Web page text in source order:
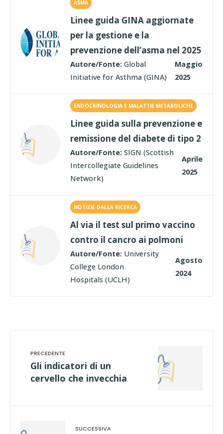
ASMA
Linee guida GINA aggiornate
per la gestione e la
prevenzione dell’asma nel 2025
Autore/Fonte: Global
Initiative for Asthma (GINA)
Maggio
2025
ENDOCRINOLOGIA E MALATTIE METABOLICHE
Linee guida sulla prevenzione e
remissione del diabete di tipo 2
Autore/Fonte: SIGN (Scottish
Intercollegiate Guidelines
Network)
Aprile
2025
NOTIZIE DALLA RICERCA
Al via il test sul primo vaccino
contro il cancro ai polmoni
Autore/Fonte: University
College London
Hospitals (UCLH)
Agosto
2024
Gli indicatori di un
cervello che invecchia